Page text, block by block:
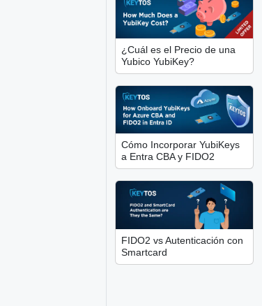
¿Cuál es el Precio de una
Yubico YubiKey?
Cómo Incorporar YubiKeys
a Entra CBA y FIDO2
FIDO2 vs Autenticación con
Smartcard